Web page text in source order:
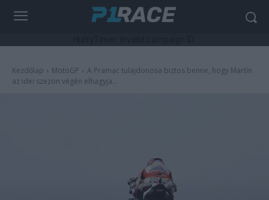
Kezdőlap MotoGP
A Pramac tulajdonosa biztos benne, hogy Martín
az idei szezon végén elhagyja...